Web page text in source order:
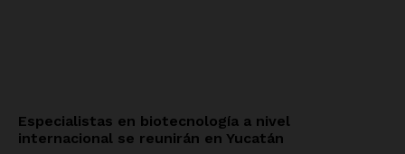
Especialistas en biotecnología a nivel
internacional se reunirán en Yucatán